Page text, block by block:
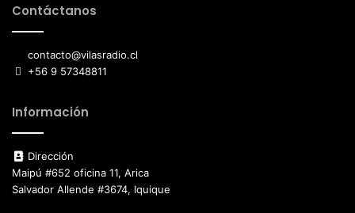
Contáctanos
contacto@vilasradio.cl
+56 9 57348811
Información
Dirección
Maipú #652 oficina 11, Arica
Salvador Allende #3674, Iquique